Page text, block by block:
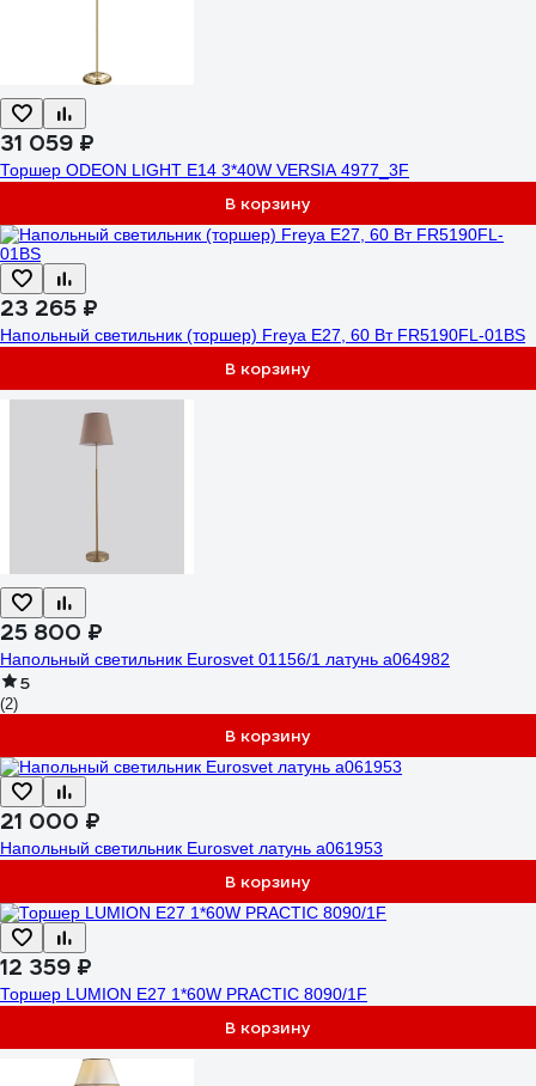
31 059 ₽
Торшер ODEON LIGHT E14 3*40W VERSIA 4977_3F
В корзину
23 265 ₽
Напольный светильник (торшер) Freya E27, 60 Вт FR5190FL-01BS
В корзину
25 800 ₽
Напольный светильник Eurosvet 01156/1 латунь a064982
5
(2)
В корзину
21 000 ₽
Напольный светильник Eurosvet латунь a061953
В корзину
12 359 ₽
Торшер LUMION E27 1*60W PRACTIC 8090/1F
В корзину